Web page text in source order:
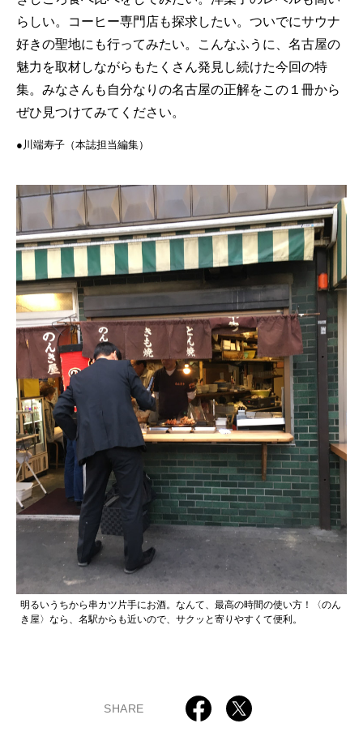
らしい。コーヒー専門店も探求したい。ついでにサウナ
好きの聖地にも行ってみたい。こんなふうに、名古屋の
魅力を取材しながらもたくさん発見し続けた今回の特
集。みなさんも自分なりの名古屋の正解をこの１冊から
ぜひ見つけてみてください。
●川端寿子（本誌担当編集）
明るいうちから串カツ片手にお酒。なんて、最高の時間の使い方！〈のん
き屋〉なら、名駅からも近いので、サクッと寄りやすくて便利。
SHARE